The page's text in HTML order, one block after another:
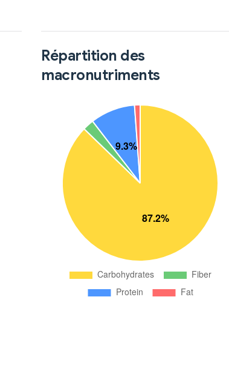
Répartition des
macronutriments